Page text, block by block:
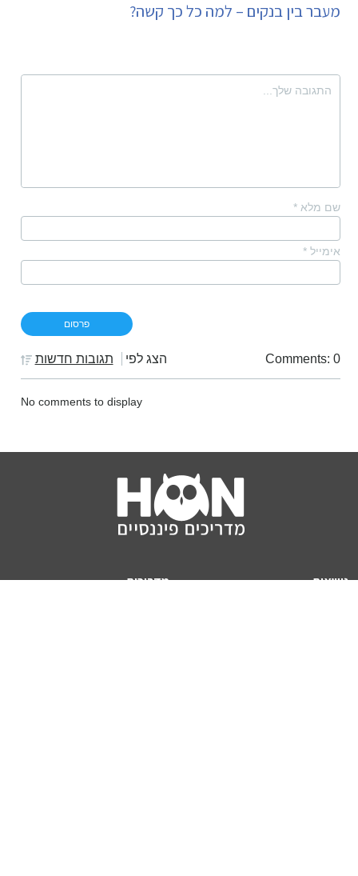
מעבר בין בנקים – למה כל כך קשה?
שם מלא *
אימייל *
Comments: 0 הצג לפי תגובות חדשות
No comments to display
נושאים
מדריכים